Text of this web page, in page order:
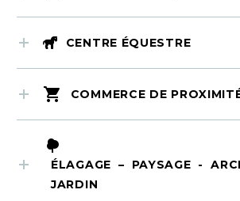
CENTRE ÉQUESTRE
COMMERCE DE
ÉLAGAGE – PAYSAGE -
JARDIN